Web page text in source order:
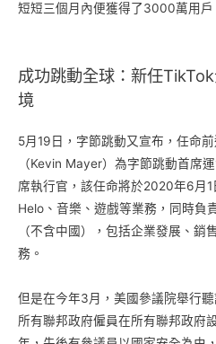
短短三個月內便獲得了3000萬用戶
成功跳動全球：新任
境
5⽉19⽇，字節跳動又宣布，任命
（Kevin Mayer）為字節跳動首席
席執⾏官，該任命將於2020年6⽉1
Helo、⾳樂、遊戲等業務，同時負
（不含中國），包括企業發展、銷
務。
但是在今年3月，美國參議院舉⾏
所有聯邦政府僱員在所有聯邦政府